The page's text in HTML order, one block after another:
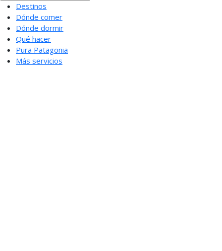
Destinos
Dónde comer
Dónde dormir
Qué hacer
Pura Patagonia
Más servicios